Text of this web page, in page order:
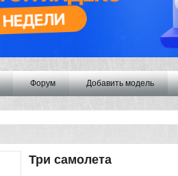
Форум Добавить модель
Три самолета